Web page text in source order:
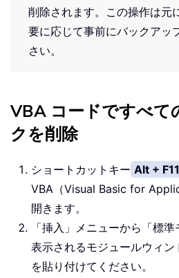
削除されます。この操作は元
要に応じて事前にバックアッ
さい。
VBA コードですべて
クを削除
ショートカットキー Alt + F11
VBA（Visual Basic for
開きます。
「挿入」メニューから「標準
表示されるモジュールウィ
を貼り付けてください。